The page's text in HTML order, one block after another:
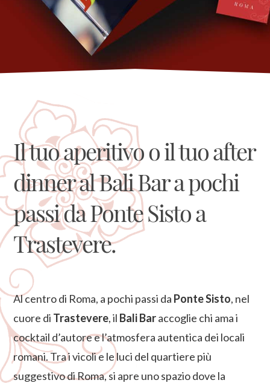
Il tuo aperitivo o il tuo after
dinner al Bali Bar a pochi
passi da Ponte Sisto a
Trastevere.
Al centro di Roma, a pochi passi da Ponte Sisto, nel
cuore di Trastevere, il Bali Baraccoglie chi ama i
cocktail d’autore e l’atmosfera autentica dei locali
romani. Tra i vicoli e le luci del quartiere più
suggestivo di Roma, si apre uno spazio dove la